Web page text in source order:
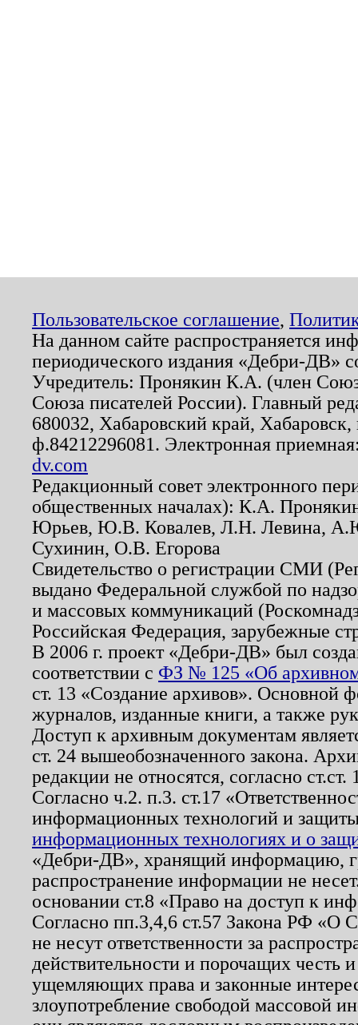
Пользовательское соглашение,
На данном сайте распространяется
периодического издания «Дебри-ДВ»
Учредитель: Пронякин К.А. (член
Союза писателей России). Главный
680032, Хабаровский край,
ф.84212296081. Электронная
dv.com
Редакционный совет электронного
общественных началах): К.А.
Юрьев, Ю.В. Ковалев, Л.Н. Левина,
Сухинин, О.В. Егорова
Свидетельство о регистрации СМИ
выдано Федеральной службой по
и массовых коммуникаций
Российская Федерация, зарубежные
В 2006 г. проект «Дебри-ДВ» был
соответствии с ФЗ № 125 «Об
ст. 13 «Создание архивов». Основной
журналов, изданные книги, а также
Доступ к архивным документам
ст. 24 вышеобозначенного закона.
редакции не относятся, согласно
Согласно ч.2. п.3. ст.17
информационных технологий и
информационных технологиях и о
«Дебри-ДВ», хранящий информацию,
распространение информации не
основании ст.8 «Право на доступ к
Согласно пп.3,4,6 ст.57 Закона РФ «О
не несут ответственности за
действительности и порочащих честь
ущемляющих права и законные
злоупотребление свободой массовой